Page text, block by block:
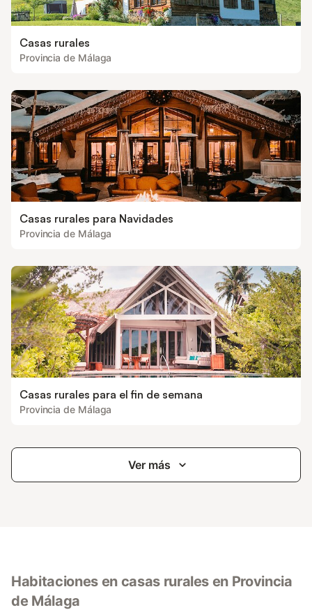
Casas rurales
Provincia de Málaga
Casas rurales para Navidades
Provincia de Málaga
Casas rurales para el fin de semana
Provincia de Málaga
Ver más
Habitaciones en casas rurales en Provincia
de Málaga